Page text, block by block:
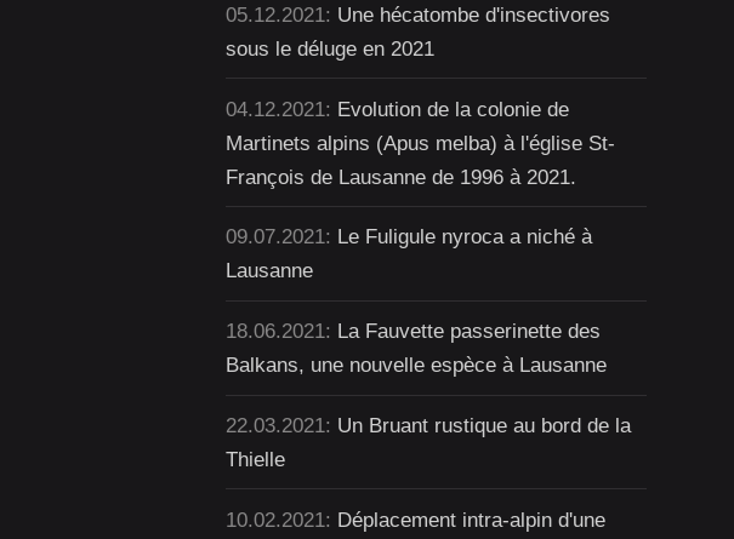
05.12.2021: Une hécatombe d'insectivores
sous le déluge en 2021
04.12.2021: Evolution de la colonie de
Martinets alpins (Apus melba) à l'église St-
François de Lausanne de 1996 à 2021.
09.07.2021: Le Fuligule nyroca a niché à
Lausanne
18.06.2021: La Fauvette passerinette des
Balkans, une nouvelle espèce à Lausanne
22.03.2021: Un Bruant rustique au bord de la
Thielle
10.02.2021: Déplacement intra-alpin d'une